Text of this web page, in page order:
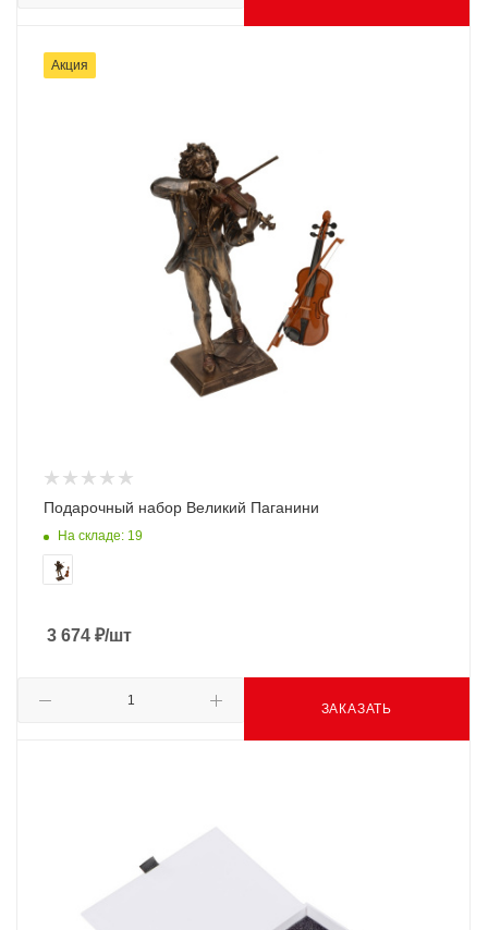
Акция
Подарочный набор Великий Паганини
На складе: 19
3 674 ₽/шт
ЗАКАЗАТЬ